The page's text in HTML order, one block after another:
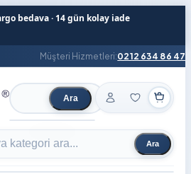
bedava · 14 gün kolay iade
Müşteri Hizmetleri:0212 634 86 47
Ürün ara Ara
Ara